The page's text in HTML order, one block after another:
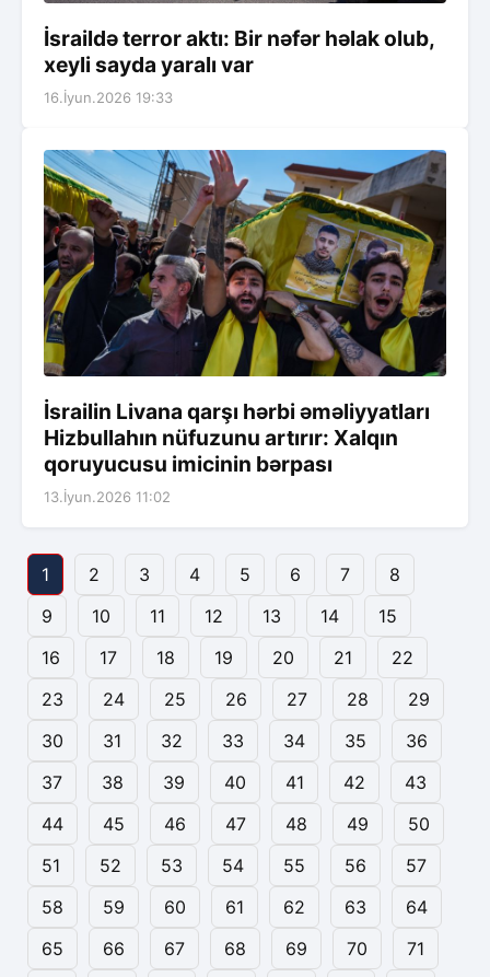
İsraildə terror aktı: Bir nəfər həlak olub,
xeyli sayda yaralı var
16.İyun.2026 19:33
İsrailin Livana qarşı hərbi əməliyyatları
Hizbullahın nüfuzunu artırır: Xalqın
qoruyucusu imicinin bərpası
13.İyun.2026 11:02
1 2 3 4 5 6 7
8
9
10 11 12 13 14
15
16
17 18 19 20 21
22
23
24 25 26 27 28
29
30
31 32 33 34 35
36
37
38 39 40 41 42
43
44
45 46 47 48 49
50
51
52 53 54 55 56
57
58
59 60 61 62 63
64
65
66 67 68 69 70 71